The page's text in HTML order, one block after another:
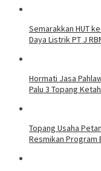
Semarakkan HUT
Daya Listrik PT J
Hormati Jasa
Palu 3 Topang
Topang Usaha
Resmikan